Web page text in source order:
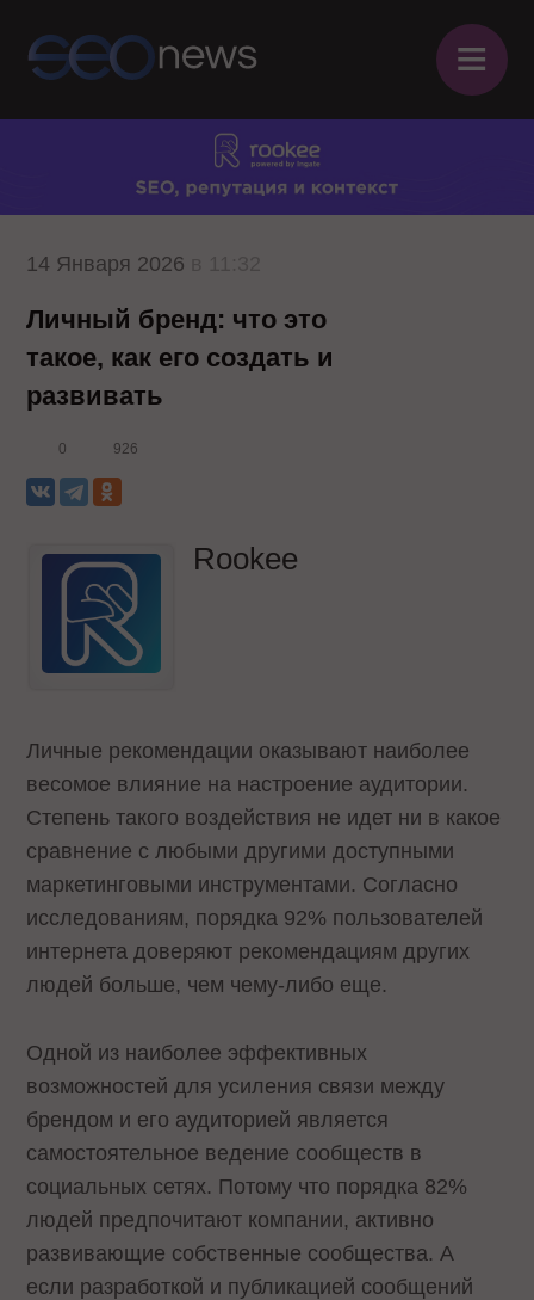
≡
14 Января 2026
Личный бренд: что это
такое, как его создать и
развивать
0 926
Rookee
Личные рекомендации оказывают наиболее
весомое влияние на настроение аудитории.
Степень такого воздействия не идет ни в какое
сравнение с любыми другими доступными
маркетинговыми инструментами. Согласно
исследованиям, порядка 92% пользователей
интернета доверяют рекомендациям других
людей больше, чем чему-либо еще.
Одной из наиболее эффективных
возможностей для усиления связи между
брендом и его аудиторией является
самостоятельное ведение сообществ в
социальных сетях. Потому что порядка 82%
людей предпочитают компании, активно
развивающие собственные сообщества. А
если разработкой и публикацией сообщений